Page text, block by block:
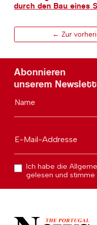
durch den Bau eines
← Zur
Abonnieren
unserem
Name
E-Mail-Addresse
Ich habe die
gelesen und stimme